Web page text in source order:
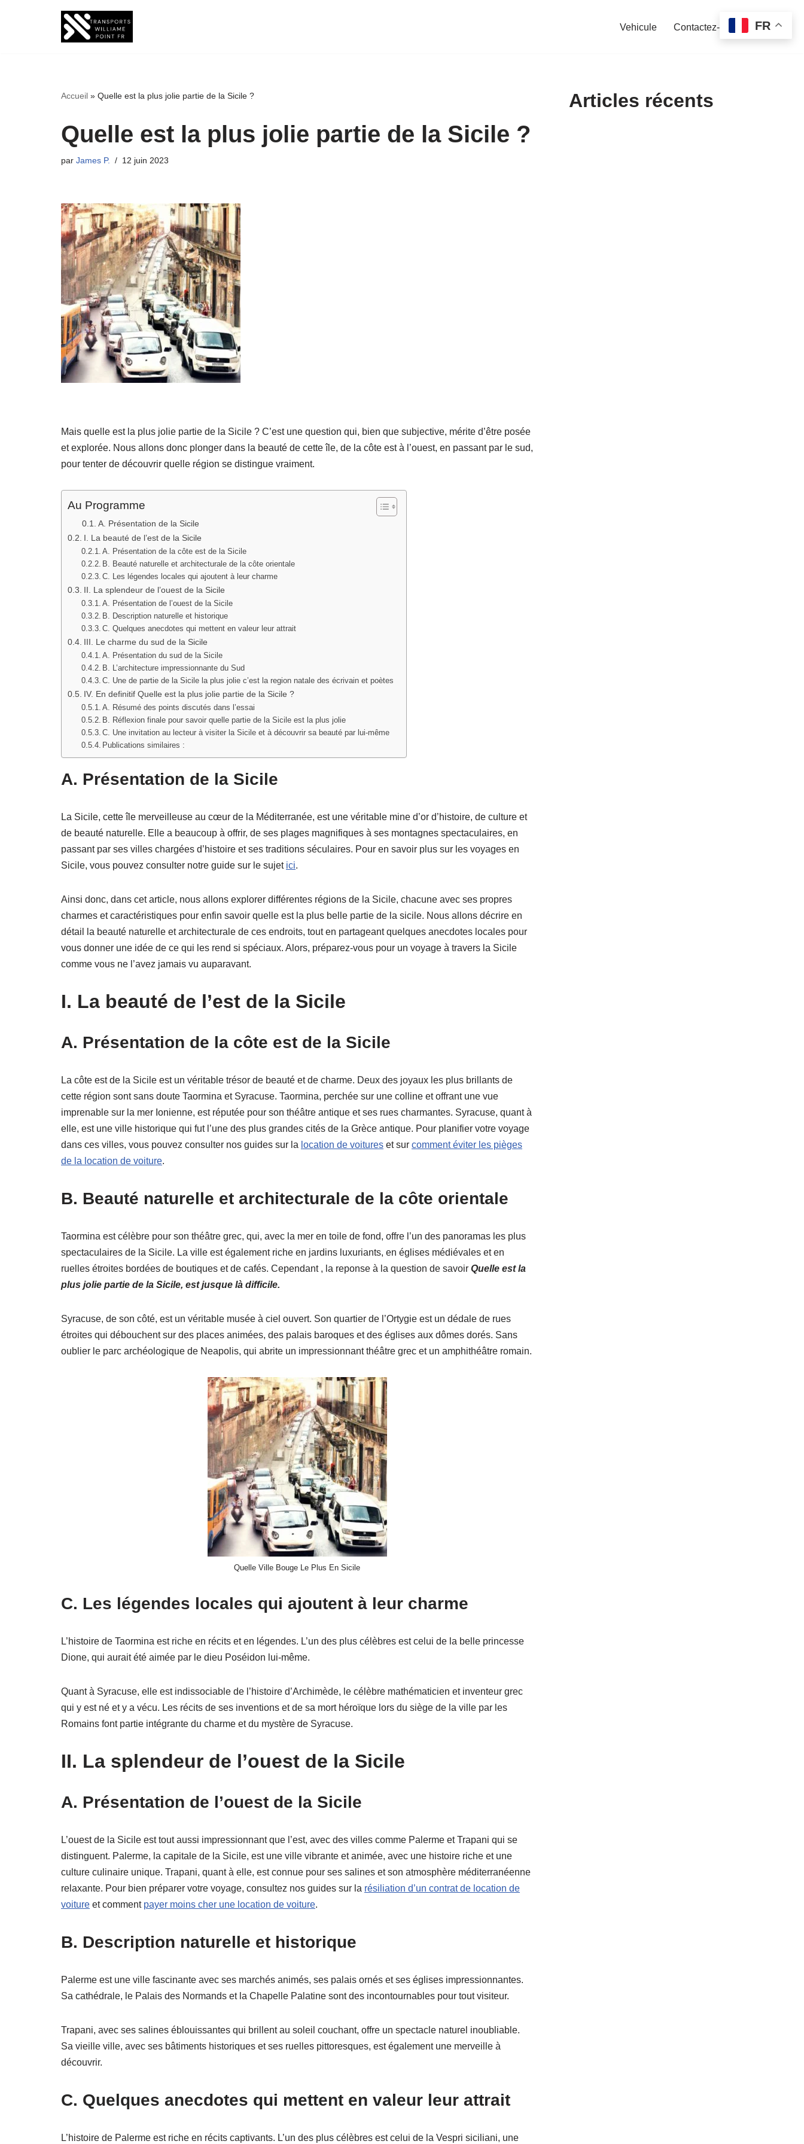
Vehicule Contactez-nous
Accueil » Quelle est la plus jolie partie de la Sicile ?
Quelle est la plus jolie partie de la Sicile ?
par James P. 12 juin 2023
Mais quelle est la plus jolie partie de la Sicile ? C’est une question qui, bien que subjective, mérite d’être posée
et explorée. Nous allons donc plonger dans la beauté de cette île, de la côte est à l’ouest, en passant par le sud,
pour tenter de découvrir quelle région se distingue vraiment.
Au Programme
A. Présentation de la Sicile
I. La beauté de l’est de la Sicile
A. Présentation de la côte est de la Sicile
B. Beauté naturelle et architecturale de la côte orientale
C. Les légendes locales qui ajoutent à leur charme
II. La splendeur de l’ouest de la Sicile
A. Présentation de l’ouest de la Sicile
B. Description naturelle et historique
C. Quelques anecdotes qui mettent en valeur leur attrait
III. Le charme du sud de la Sicile
A. Présentation du sud de la Sicile
B. L’architecture impressionnante du Sud
C. Une de partie de la Sicile la plus jolie c’est la region natale des écrivain et poètes
IV. En definitif Quelle est la plus jolie partie de la Sicile ?
A. Résumé des points discutés dans l’essai
B. Réflexion finale pour savoir quelle partie de la Sicile est la plus jolie
C. Une invitation au lecteur à visiter la Sicile et à découvrir sa beauté par lui-même
Publications similaires :
A. Présentation de la Sicile
La Sicile, cette île merveilleuse au cœur de la Méditerranée, est une véritable mine d’or d’histoire, de culture et
de beauté naturelle. Elle a beaucoup à offrir, de ses plages magnifiques à ses montagnes spectaculaires, en
passant par ses villes chargées d’histoire et ses traditions séculaires. Pour en savoir plus sur les voyages en
Sicile, vous pouvez consulter notre guide sur le sujet ici.
Ainsi donc, dans cet article, nous allons explorer différentes régions de la Sicile, chacune avec ses propres
charmes et caractéristiques pour enfin savoir quelle est la plus belle partie de la sicile. Nous allons décrire en
détail la beauté naturelle et architecturale de ces endroits, tout en partageant quelques anecdotes locales pour
vous donner une idée de ce qui les rend si spéciaux. Alors, préparez-vous pour un voyage à travers la Sicile
comme vous ne l’avez jamais vu auparavant.
I. La beauté de l’est de la Sicile
A. Présentation de la côte est de la Sicile
La côte est de la Sicile est un véritable trésor de beauté et de charme. Deux des joyaux les plus brillants de
cette région sont sans doute Taormina et Syracuse. Taormina, perchée sur une colline et offrant une vue
imprenable sur la mer Ionienne, est réputée pour son théâtre antique et ses rues charmantes. Syracuse, quant à
elle, est une ville historique qui fut l’une des plus grandes cités de la Grèce antique. Pour planifier votre voyage
dans ces villes, vous pouvez consulter nos guides sur la location de voitures et sur comment éviter les pièges
de la location de voiture.
B. Beauté naturelle et architecturale de la côte orientale
Taormina est célèbre pour son théâtre grec, qui, avec la mer en toile de fond, offre l’un des panoramas les plus
spectaculaires de la Sicile. La ville est également riche en jardins luxuriants, en églises médiévales et en
ruelles étroites bordées de boutiques et de cafés. Cependant , la reponse à la question de savoir Quelle est la
plus jolie partie de la Sicile, est jusque là difficile.
Syracuse, de son côté, est un véritable musée à ciel ouvert. Son quartier de l’Ortygie est un dédale de rues
étroites qui débouchent sur des places animées, des palais baroques et des églises aux dômes dorés. Sans
oublier le parc archéologique de Neapolis, qui abrite un impressionnant théâtre grec et un amphithéâtre romain.
Quelle Ville Bouge Le Plus En Sicile
C. Les légendes locales qui ajoutent à leur charme
L’histoire de Taormina est riche en récits et en légendes. L’un des plus célèbres est celui de la belle princesse
Dione, qui aurait été aimée par le dieu Poséidon lui-même.
Quant à Syracuse, elle est indissociable de l’histoire d’Archimède, le célèbre mathématicien et inventeur grec
qui y est né et y a vécu. Les récits de ses inventions et de sa mort héroïque lors du siège de la ville par les
Romains font partie intégrante du charme et du mystère de Syracuse.
II. La splendeur de l’ouest de la Sicile
A. Présentation de l’ouest de la Sicile
L’ouest de la Sicile est tout aussi impressionnant que l’est, avec des villes comme Palerme et Trapani qui se
distinguent. Palerme, la capitale de la Sicile, est une ville vibrante et animée, avec une histoire riche et une
culture culinaire unique. Trapani, quant à elle, est connue pour ses salines et son atmosphère méditerranéenne
relaxante. Pour bien préparer votre voyage, consultez nos guides sur la résiliation d’un contrat de location de
voiture et comment payer moins cher une location de voiture.
B. Description naturelle et historique
Palerme est une ville fascinante avec ses marchés animés, ses palais ornés et ses églises impressionnantes.
Sa cathédrale, le Palais des Normands et la Chapelle Palatine sont des incontournables pour tout visiteur.
Trapani, avec ses salines éblouissantes qui brillent au soleil couchant, offre un spectacle naturel inoubliable.
Sa vieille ville, avec ses bâtiments historiques et ses ruelles pittoresques, est également une merveille à
découvrir.
C. Quelques anecdotes qui mettent en valeur leur attrait
L’histoire de Palerme est riche en récits captivants. L’un des plus célèbres est celui de la Vespri siciliani, une
Articles récents
FR